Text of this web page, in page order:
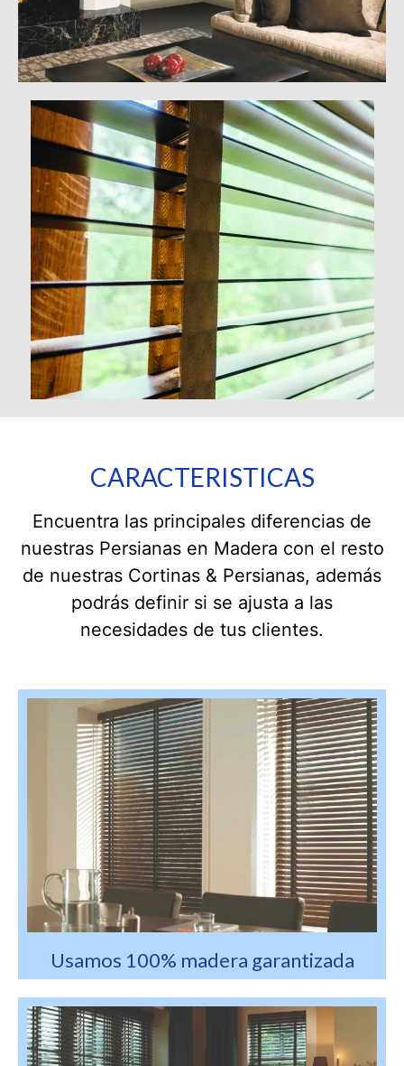
CARACTERISTICAS
Encuentra las principales diferencias de
nuestras Persianas en Madera con el resto
de nuestras Cortinas & Persianas, además
podrás definir si se ajusta a las
necesidades de tus clientes.
Usamos 100% madera garantizada